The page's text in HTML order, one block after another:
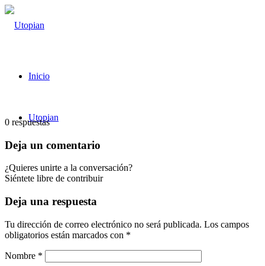
Inicio
Utopian
0 respuestas
Deja un comentario
¿Quieres unirte a la conversación?
Siéntete libre de contribuir
Deja una respuesta
Tu dirección de correo electrónico no será publicada. Los campos
obligatorios están marcados con *
Nombre *